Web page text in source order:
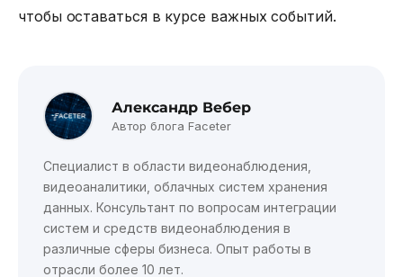
чтобы оставаться в курсе важных событий.
Александр Вебер
Автор блога Faceter
Специалист в области видеонаблюдения,
видеоаналитики, облачных систем хранения
данных. Консультант по вопросам интеграции
систем и средств видеонаблюдения в
различные сферы бизнеса. Опыт работы в
отрасли более 10 лет.